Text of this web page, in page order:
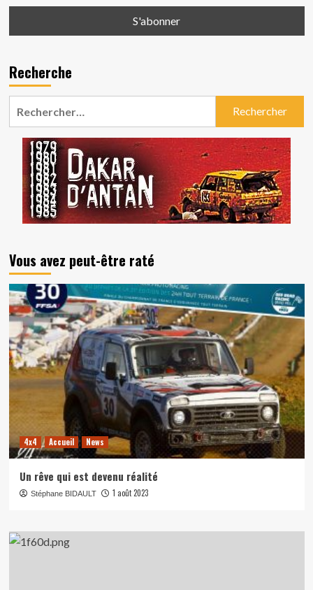
Recherche
Vous avez peut-être raté
4x4 Accueil News
Un rêve qui est devenu réalité
Stéphane BIDAULT 1 août 2023